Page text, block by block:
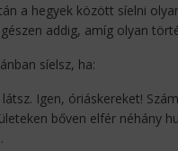
a hegyek között síelni
addig, amíg olyan
síelsz, ha:
Igen, óriáskereket!
bőven elfér néhány